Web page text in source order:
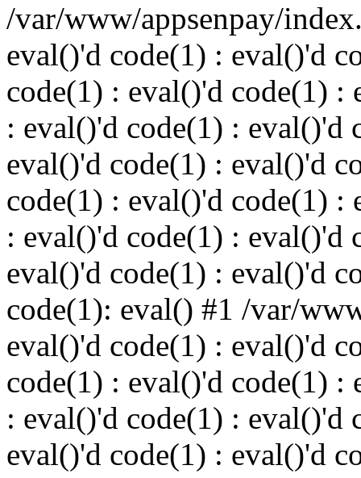
/var/www/appsenpay/
eval()'d code(1) : eval()'d
code(1) : eval()'d code(1) :
: eval()'d code(1) : eval()'d
eval()'d code(1) : eval()'d
code(1) : eval()'d code(1) :
: eval()'d code(1) : eval()'d
eval()'d code(1) : eval()'d
code(1): eval() #1 /var/
eval()'d code(1) : eval()'d
code(1) : eval()'d code(1) :
: eval()'d code(1) : eval()'d
eval()'d code(1) : eval()'d